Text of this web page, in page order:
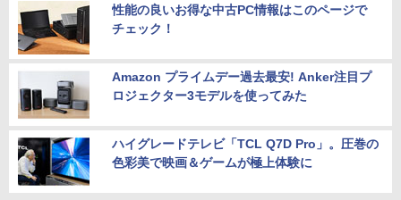
性能の良いお得な中古PC情報はこのページで
チェック！
Amazon プライムデー過去最安! Anker注目プ
ロジェクター3モデルを使ってみた
ハイグレードテレビ「TCL Q7D Pro」。圧巻の
色彩美で映画＆ゲームが極上体験に